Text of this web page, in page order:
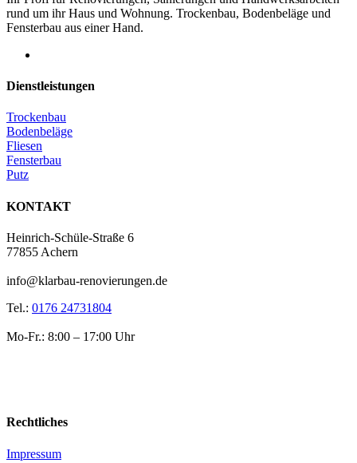
rund um ihr Haus und Wohnung. Trockenbau, Bodenbeläge und
Fensterbau aus einer Hand.
Dienstleistungen
Trockenbau
Bodenbeläge
Fliesen
Fensterbau
Putz
KONTAKT
Heinrich-Schüle-Straße 6
77855 Achern
info@klarbau-renovierungen.de
Tel.: 0176 24731804
Mo-Fr.: 8:00 – 17:00 Uhr
Rechtliches
Impressum